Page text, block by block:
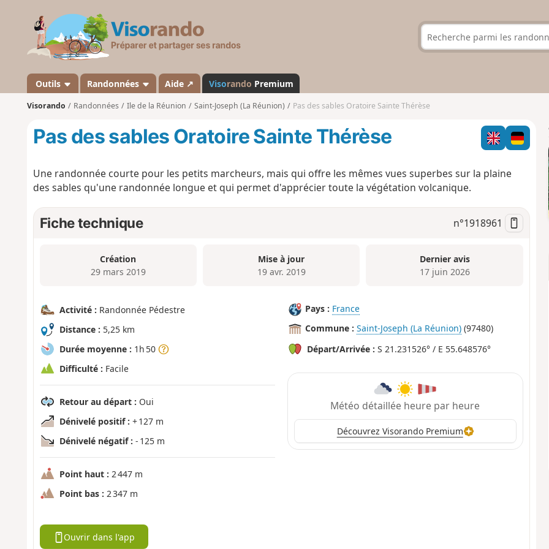
s
a
n
d
Outils Randonnées Aide ↗ Visorando Premium
Visorando Randonnées Ile de la Réunion Saint-Joseph (La Réunion) Pas des sables Oratoire Sainte Thérèse
Pas des sables Oratoire Sainte Thérèse
Une randonnée courte pour les petits marcheurs, mais qui offre les mêmes vues superbes sur la plaine
des sables qu'une randonnée longue et qui permet d'apprécier toute la végétation volcanique.
Fiche technique n°1918961
Création
29 mars 2019
Mise à jour
19 avr. 2019
Dernier avis
17 juin 2026
Activité : Randonnée Pédestre
Distance : 5,25 km
Durée moyenne : 1h 50
Difficulté : Facile
Retour au départ : Oui
Dénivelé positif : + 127 m
Dénivelé négatif : - 125 m
Point haut : 2 447 m
Point bas : 2 347 m
Pays : France
Commune : Saint-Joseph (La Réunion) (97480)
Départ/Arrivée : S 21.231526° / E 55.648576°
Météo détaillée heure par heure
Découvrez Visorando Premium
Ouvrir dans l'app